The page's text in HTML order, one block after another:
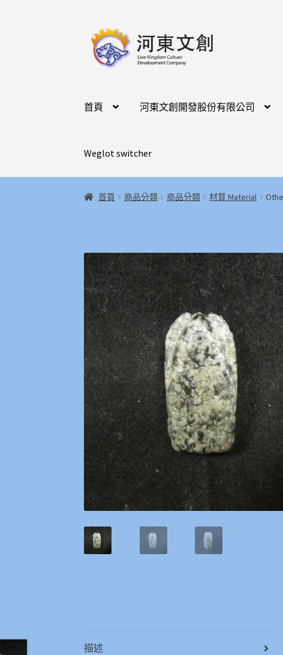
至
至
容
首頁 河東文創開發股份有限公司
Weglot switcher
首頁 商品分類 商品分類 材質 Material
描述